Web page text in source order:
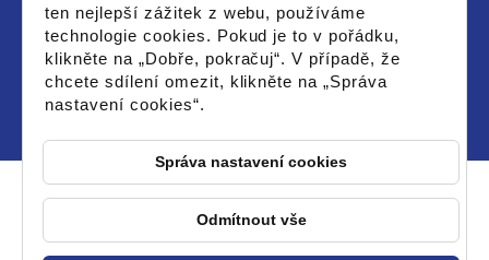
© 2026 PCstorm - Všechna práva vyhrazena
ten nejlepší zážitek z webu, používáme
technologie cookies. Pokud je to v pořádku,
klikněte na „Dobře, pokračuj“. V případě, že
chcete sdílení omezit, klikněte na „Správa
nastavení cookies“.
Správa nastavení cookies
Odmítnout vše